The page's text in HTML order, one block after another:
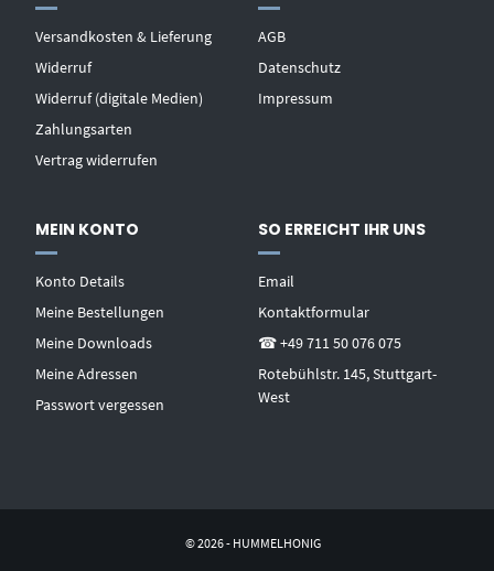
Versandkosten & Lieferung
Widerruf
Widerruf (digitale Medien)
Zahlungsarten
Vertrag widerrufen
AGB
Datenschutz
Impressum
MEIN KONTO
Konto Details
Meine Bestellungen
Meine Downloads
Meine Adressen
Passwort vergessen
SO ERREICHT IHR UNS
Email
Kontaktformular
☎ +49 711 50 076 075
Rotebühlstr. 145, Stuttgart-
West
© 2026 - HUMMELHONIG